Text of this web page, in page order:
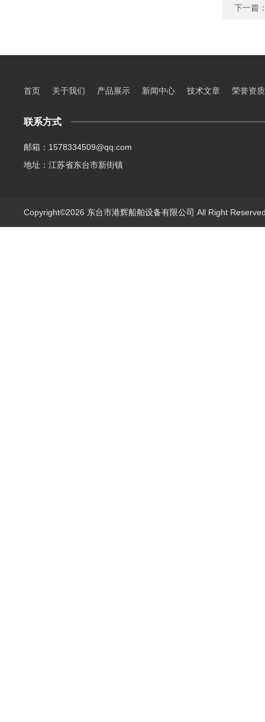
下一篇
首页 关于我们 产品展示 新闻中心 技术文章 荣誉资质
联系方式
邮箱：1578334509@qq.com
地址：江苏省东台市新街镇
Copyright©2026 东台市港辉船舶设备有限公司 All Right